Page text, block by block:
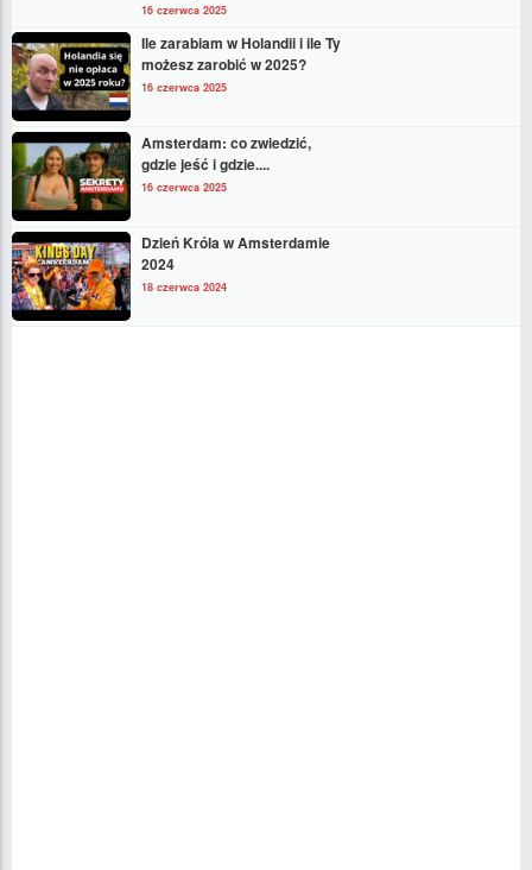
16 czerwca 2025
Ile zarabiam w Holandii i ile Ty
możesz zarobić w 2025?
16 czerwca 2025
Amsterdam: co zwiedzić,
gdzie jeść i gdzie....
16 czerwca 2025
Dzień Króla w Amsterdamie
2024
18 czerwca 2024